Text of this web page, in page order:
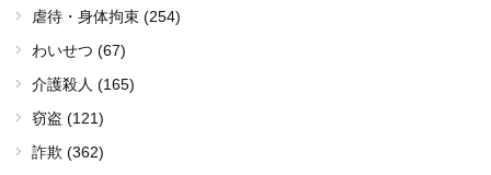
虐待・身体拘束 (254)
わいせつ (67)
介護殺人 (165)
窃盗 (121)
詐欺 (362)